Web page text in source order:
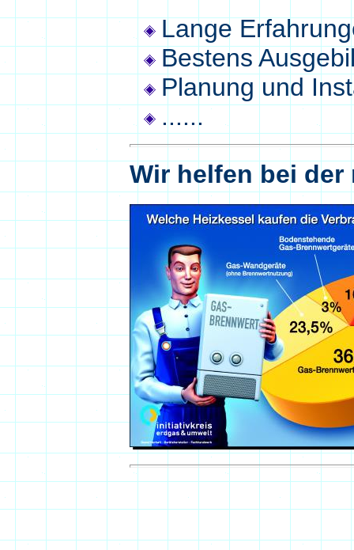
Lange
Bestens
Planung und
......
Wir helfen bei